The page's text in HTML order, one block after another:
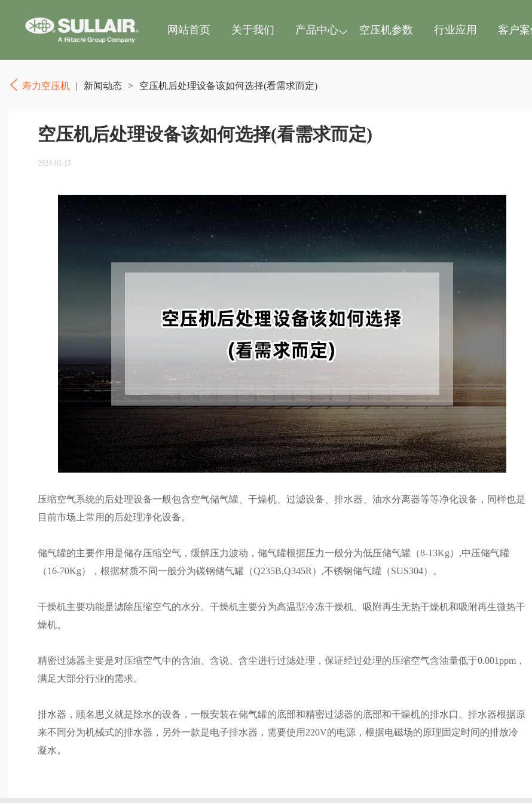
网站首页 关于我们 产品中心 空压机参数 行业应用 客户案
寿力空压机 | 新闻动态 > 空压机后处理设备该如何选择(看需求而定)
空压机后处理设备该如何选择(看需求而定)
2024-02-15
压缩空气系统的后处理设备一般包含空气储气罐、干燥机、过滤设备、排水器、油水分离器等等净化设备，同样也是
目前市场上常用的后处理净化设备。
储气罐的主要作用是储存压缩空气，缓解压力波动，储气罐根据压力一般分为低压储气罐（8-13Kg）,中压储气罐
（16-70Kg），根据材质不同一般分为碳钢储气罐（Q235B,Q345R）,不锈钢储气罐（SUS304）。
干燥机主要功能是滤除压缩空气的水分。干燥机主要分为高温型冷冻干燥机、吸附再生无热干燥机和吸附再生微热干
燥机。
精密过滤器主要是对压缩空气中的含油、含说、含尘进行过滤处理，保证经过处理的压缩空气含油量低于0.001ppm，
满足大部分行业的需求。
排水器，顾名思义就是除水的设备，一般安装在储气罐的底部和精密过滤器的底部和干燥机的排水口。排水器根据原
来不同分为机械式的排水器，另外一款是电子排水器，需要使用220V的电源，根据电磁场的原理固定时间的排放冷
凝水。